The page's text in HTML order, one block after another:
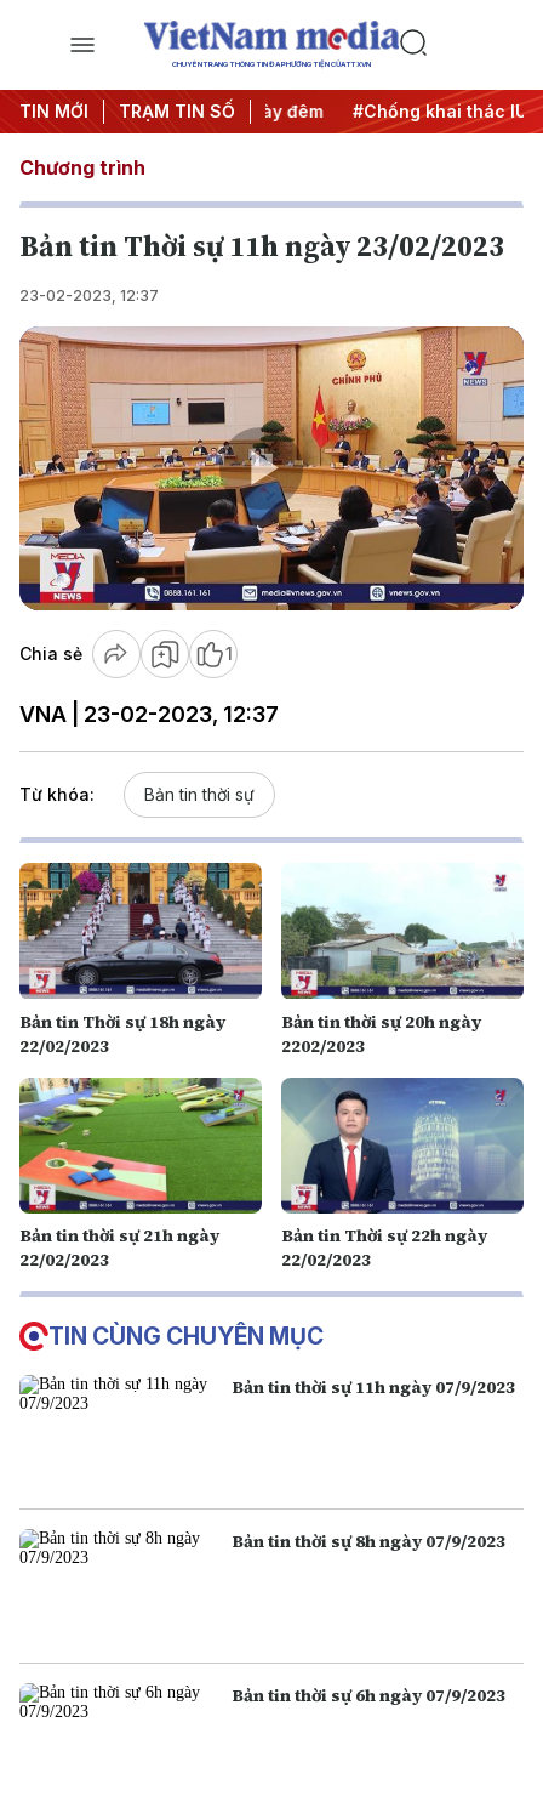
CHUYÊN TRANG THÔNG TIN ĐA PHƯƠNG TIỆN CỦA TTXVN
TIN MỚI TRẠM TIN SỐ
#Chiến dịch 500 ngày đêm #Chống khai thác IUU
Chương trình
Bản tin Thời sự 11h ngày 23/02/2023
23-02-2023, 12:37
Play
Video
Chia sẻ 1
VNA | 23-02-2023, 12:37
Từ khóa: Bản tin thời sự
Bản tin Thời sự 18h ngày
22/02/2023
Bản tin thời sự 20h ngày
2202/2023
Bản tin thời sự 21h ngày
22/02/2023
Bản tin Thời sự 22h ngày
22/02/2023
TIN CÙNG CHUYÊN MỤC
Bản tin thời sự 11h ngày 07/9/2023
Bản tin thời sự 8h ngày 07/9/2023
Bản tin thời sự 6h ngày 07/9/2023